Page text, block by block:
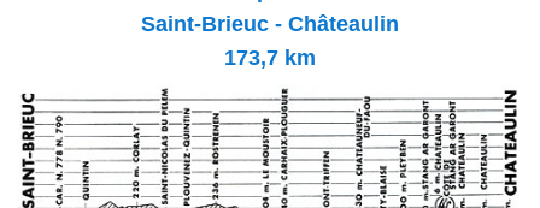
Saint-Brieuc - Châteaulin
173,7 km